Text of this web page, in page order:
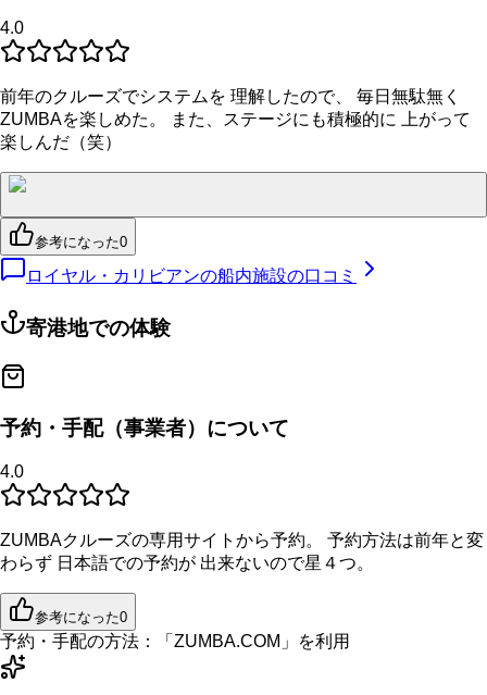
4.0
前年のクルーズでシステムを 理解したので、 毎日無駄無く
ZUMBAを楽しめた。 また、ステージにも積極的に 上がって
楽しんだ（笑）
参考になった0
ロイヤル・カリビアンの船内施設の口コミ
寄港地での体験
予約・手配（事業者）について
4.0
ZUMBAクルーズの専用サイトから予約。 予約方法は前年と変
わらず 日本語での予約が 出来ないので星４つ。
参考になった0
予約・手配の方法： 「 ZUMBA.COM 」を利用